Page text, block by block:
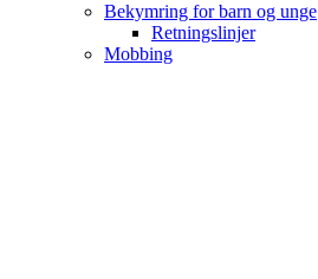
Bekymring for barn og unge
Retningslinjer
Mobbing